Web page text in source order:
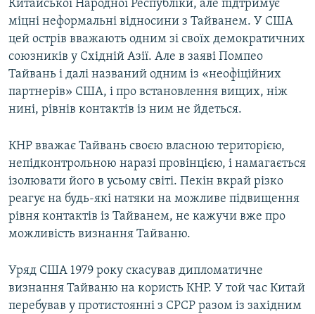
Китайської Народної Республіки, але підтримує
міцні неформальні відносини з Тайванем. У США
цей острів вважають одним зі своїх демократичних
союзників у Східній Азії. Але в заяві Помпео
Тайвань і далі названий одним із «неофіційних
партнерів» США, і про встановлення вищих, ніж
нині, рівнів контактів із ним не йдеться.
КНР вважає Тайвань своєю власною територією,
непідконтрольною наразі провінцією, і намагається
ізолювати його в усьому світі. Пекін вкрай різко
реагує на будь-які натяки на можливе підвищення
рівня контактів із Тайванем, не кажучи вже про
можливість визнання Тайваню.
Уряд США 1979 року скасував дипломатичне
визнання Тайваню на користь КНР. У той час Китай
перебував у протистоянні з СРСР разом із західним